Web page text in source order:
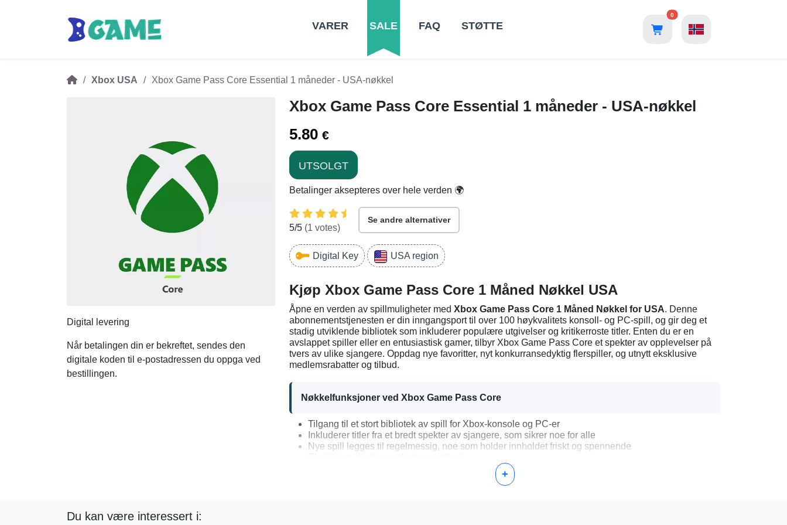
VARER SALE FAQ STØTTE
0
Xbox USA Xbox Game Pass Core Essential 1 måneder - USA-nøkkel
Digital levering
Når betalingen din er bekreftet, sendes den
digitale koden til e-postadressen du oppga ved
bestillingen.
Xbox Game Pass Core Essential 1 måneder - USA-nøkkel
5.80 €
UTSOLGT
Betalinger aksepteres over hele verden 🌍
5/5 (1 votes)
Se andre alternativer
Digital Key USA region
Kjøp Xbox Game Pass Core 1 Måned Nøkkel USA
Åpne en verden av spillmuligheter med Xbox Game Pass Core 1 Måned Nøkkel for USA. Denne
abonnementstjenesten er din inngangsport til over 100 høykvalitets konsoll- og PC-spill, og gir deg et
stadig utviklende bibliotek som inkluderer populære utgivelser og kritikerroste titler. Enten du er en
avslappet spiller eller en entusiastisk gamer, tilbyr Xbox Game Pass Core et spekter av opplevelser på
tvers av ulike sjangere. Oppdag nye favoritter, nyt konkurransedyktig flerspiller, og utnytt eksklusive
medlemsrabatter og tilbud.
Nøkkelfunksjoner ved Xbox Game Pass Core
Tilgang til et stort bibliotek av spill for Xbox-konsole og PC-er
Inkluderer titler fra et bredt spekter av sjangere, som sikrer noe for alle
Nye spill legges til regelmessig, noe som holder innholdet friskt og spennende
Mulighet til å laste ned spill direkte til konsollen eller PC-en, noe som sikrer jevn og uavbrutt spilling
+
Du kan være interessert i: